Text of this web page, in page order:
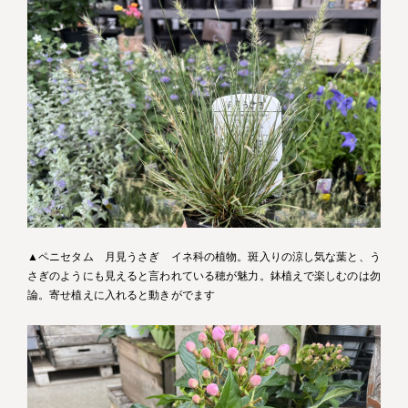
▲ペニセタム 月見うさぎ イネ科の植物。斑入りの涼し気な葉と、う
さぎのようにも見えると言われている穂が魅力。鉢植えで楽しむのは勿
論。寄せ植えに入れると動きがでます